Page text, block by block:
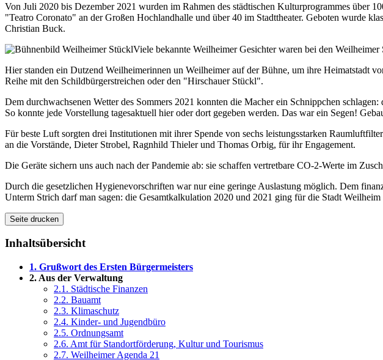
Von Juli 2020 bis Dezember 2021 wurden im Rahmen des städtischen Kulturprogrammes über
"Teatro Coronato" an der Großen Hochlandhalle und über 40 im Stadttheater. Geboten wurde
Christian Buck.
Viele bekannte Weilheimer Gesichter waren bei den
Hier standen ein Dutzend Weilheimerinnen un Weilheimer auf der Bühne, um ihre Heimatstadt
Reihe mit den Schildbürgerstreichen oder den "Hirschauer Stückl".
Dem durchwachsenen Wetter des Sommers 2021 konnten die Macher ein Schnippchen
So konnte jede Vorstellung tagesaktuell hier oder dort gegeben werden. Das war ein Segen!
Für beste Luft sorgten drei Institutionen mit ihrer Spende von sechs leistungsstarken
an die Vorstände, Dieter Strobel, Ragnhild Thieler und Thomas Orbig, für ihr Engagement.
Die Geräte sichern uns auch nach der Pandemie ab: sie schaffen vertretbare CO-2-Werte im
Durch die gesetzlichen Hygienevorschriften war nur eine geringe Auslastung möglich. Dem
Unterm Strich darf man sagen: die Gesamtkalkulation 2020 und 2021 ging für die Stadt Weilheim
Seite drucken
Inhaltsübersicht
1. Grußwort des Ersten Bürgermeisters
2. Aus der Verwaltung
2.1. Städtische Finanzen
2.2. Bauamt
2.3. Klimaschutz
2.4. Kinder- und Jugendbüro
2.5. Ordnungsamt
2.6. Amt für Standortförderung, Kultur und Tourismus
2.7. Weilheimer Agenda 21